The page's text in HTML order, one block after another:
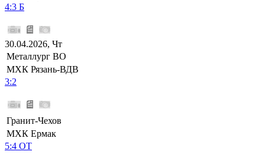
4:3 Б
30.04.2026, Чт
Металлург ВО
МХК Рязань-ВДВ
3:2
Гранит-Чехов
МХК Ермак
5:4 ОТ